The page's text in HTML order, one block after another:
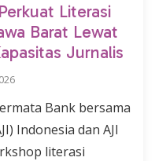
Literasi
Barat Lewat
Jurnalis
Bank bersama
Indonesia dan AJI
literasi